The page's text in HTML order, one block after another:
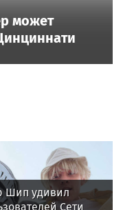
может
Шип удивил
Сети